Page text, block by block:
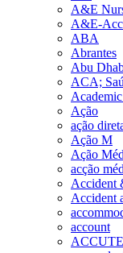
A&E
A&E-
ABA
Abrantes
Abu
ACA;
Ação
ação
Ação M
Ação
acção
Accident
Accident
account
ACCUTE